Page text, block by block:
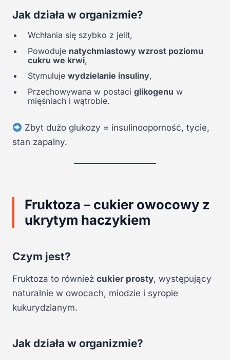
Jak działa w organizmie?
Wchłania się szybko z jelit,
Powoduje natychmiastowy wzrost poziomu
cukru we krwi,
Stymuluje wydzielanie insuliny,
Przechowywana w postaci glikogenu w
mięśniach i wątrobie.
Zbyt dużo glukozy = insulinooporność, tycie,
stan zapalny.
Fruktoza – cukier owocowy z
ukrytym haczykiem
Czym jest?
Fruktoza to również cukier prosty, występujący
naturalnie w owocach, miodzie i syropie
kukurydzianym.
Jak działa w organizmie?